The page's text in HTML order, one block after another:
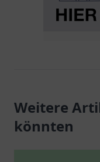
Weitere
könnten